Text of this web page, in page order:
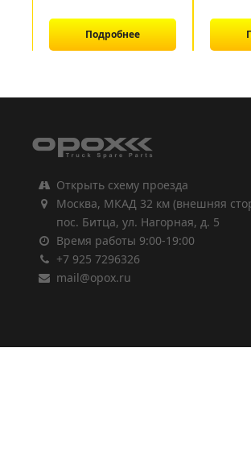
Подробнее
Открыть схему проезда
Москва, МКАД 32 км (внешняя
пос. Битца, ул. Нагорная, д. 5
Время работы 9:00-19:00
+7 925 7296326
mail@opox.ru